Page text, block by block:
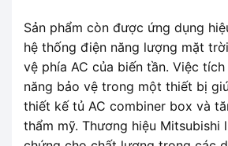
Sản phẩm còn được ứng dụng
hệ thống điện năng lượng mặt
vệ phía AC của biến tần. Việc
năng bảo vệ trong một thiết bị
thiết kế tủ AC combiner box và
thẩm mỹ. Thương hiệu Mitsubishi